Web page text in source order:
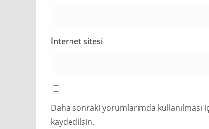
İnternet sitesi
Daha sonraki yorumlarımda kullanılması
kaydedilsin.